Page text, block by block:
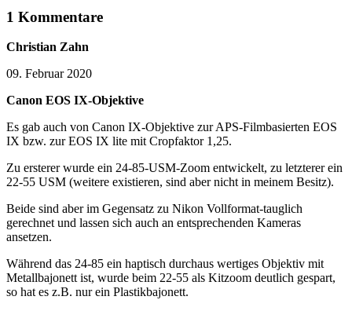
1 Kommentare
Christian Zahn
09. Februar 2020
Canon EOS IX-Objektive
Es gab auch von Canon IX-Objektive zur APS-Filmbasierten EOS
IX bzw. zur EOS IX lite mit Cropfaktor 1,25.
Zu ersterer wurde ein 24-85-USM-Zoom entwickelt, zu letzterer ein
22-55 USM (weitere existieren, sind aber nicht in meinem Besitz).
Beide sind aber im Gegensatz zu Nikon Vollformat-tauglich
gerechnet und lassen sich auch an entsprechenden Kameras
ansetzen.
Während das 24-85 ein haptisch durchaus wertiges Objektiv mit
Metallbajonett ist, wurde beim 22-55 als Kitzoom deutlich gespart,
so hat es z.B. nur ein Plastikbajonett.